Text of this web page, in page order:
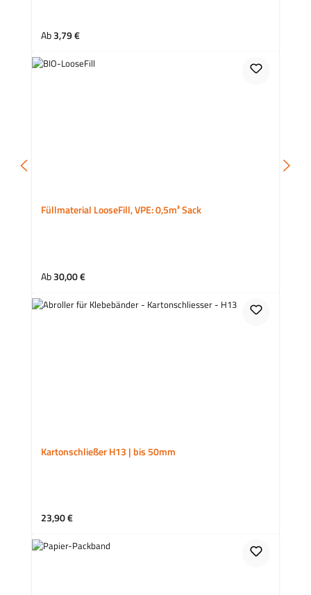
Regulärer Preis:
Ab3,79 €
Füllmaterial LooseFill, VPE: 0,5m³ Sack
Regulärer Preis:
Ab30,00 €
Kartonschließer H13 | bis 50mm
Regulärer Preis:
23,90 €